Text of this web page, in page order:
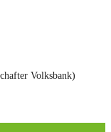
Volksbank)